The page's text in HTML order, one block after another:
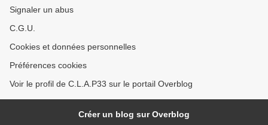
Signaler un abus
C.G.U.
Cookies et données personnelles
Préférences cookies
Voir le profil de C.L.A.P33 sur le portail Overblog
Créer un blog sur Overblog